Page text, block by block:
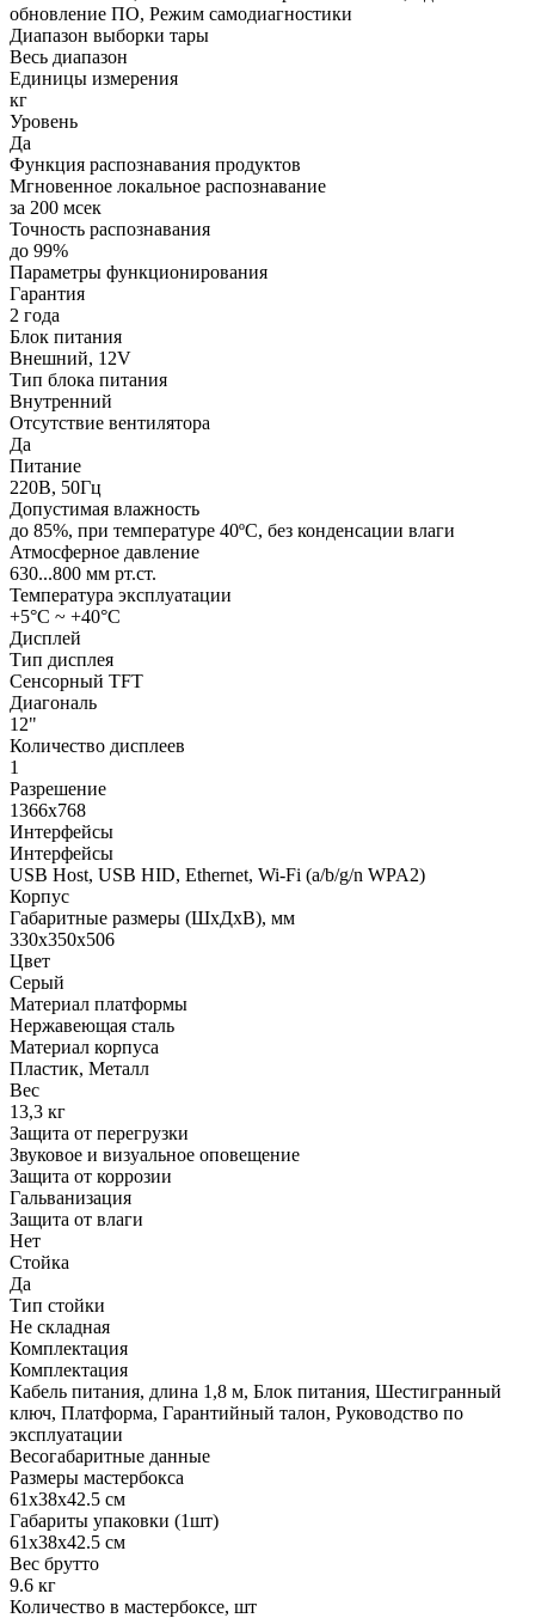
обновление ПО, Режим самодиагностики
Диапазон выборки тары
Весь диапазон
Единицы измерения
кг
Уровень
Да
Функция распознавания продуктов
Мгновенное локальное распознавание
за 200 мсек
Точность распознавания
до 99%
Параметры функционирования
Гарантия
2 года
Блок питания
Внешний, 12V
Тип блока питания
Внутренний
Отсутствие вентилятора
Да
Питание
220В, 50Гц
Допустимая влажность
до 85%, при температуре 40ºС, без конденсации влаги
Атмосферное давление
630...800 мм рт.ст.
Температура эксплуатации
+5°С ~ +40°С
Дисплей
Тип дисплея
Сенсорный TFT
Диагональ
12"
Количество дисплеев
1
Разрешение
1366х768
Интерфейсы
Интерфейсы
USB Host, USB HID, Ethernet, Wi-Fi (a/b/g/n WPA2)
Корпус
Габаритные размеры (ШхДхВ), мм
330х350х506
Цвет
Серый
Материал платформы
Нержавеющая сталь
Материал корпуса
Пластик, Металл
Вес
13,3 кг
Защита от перегрузки
Звуковое и визуальное оповещение
Защита от коррозии
Гальванизация
Защита от влаги
Нет
Стойка
Да
Тип стойки
Не складная
Комплектация
Комплектация
Кабель питания, длина 1,8 м, Блок питания, Шестигранный
ключ, Платформа, Гарантийный талон, Руководство по
эксплуатации
Весогабаритные данные
Размеры мастербокса
61х38х42.5 см
Габариты упаковки (1шт)
61х38х42.5 см
Вес брутто
9.6 кг
Количество в мастербоксе, шт